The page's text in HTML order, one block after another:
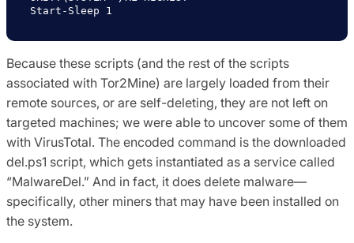
Because these scripts (and the rest of the scripts
associated with Tor2Mine) are largely loaded from their
remote sources, or are self-deleting, they are not left on
targeted machines; we were able to uncover some of them
with VirusTotal. The encoded command is the downloaded
del.ps1 script, which gets instantiated as a service called
“MalwareDel.” And in fact, it does delete malware—
specifically, other miners that may have been installed on
the system.